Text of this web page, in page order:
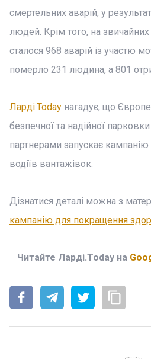
смертельних аварій, у
людей. Крім того, на звичайних
сталося 968 аварій із участю
померло 231 людина, а 801
Ларді.Today нагадує, що
безпечної та надійної
партнерами запускає
водіїв вантажівок.
Дізнатися деталі можна з
кампанію для покращення
Читайте Ларді.Today на